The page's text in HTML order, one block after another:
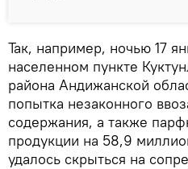
Так, например, ночью 17
населенном пункте
района Андижанской
попытка незаконного
содержания, а также
продукции на 58,9
удалось скрыться на